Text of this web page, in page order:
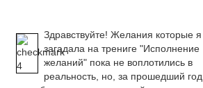
Здравствуйте! Желания которые я
загадала на трениге "Исполнение
желаний" пока не воплотились в
реальность, но, за прошедший год